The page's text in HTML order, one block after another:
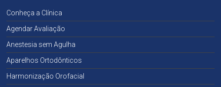
Conheça a Clínica
Agendar Avaliação
Anestesia sem Agulha
Aparelhos Ortodônticos
Harmonização Orofacial